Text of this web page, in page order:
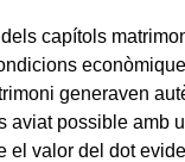
capítols
generaven
aviat possible amb
el valor del dot